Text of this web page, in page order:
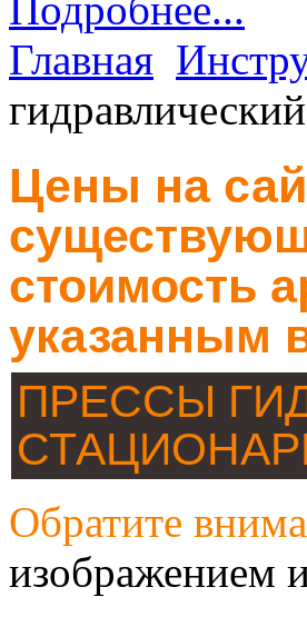
Главная
гидравлический
Цены на
стоимость
указанным
ПРЕССЫ
Обратите
изображением